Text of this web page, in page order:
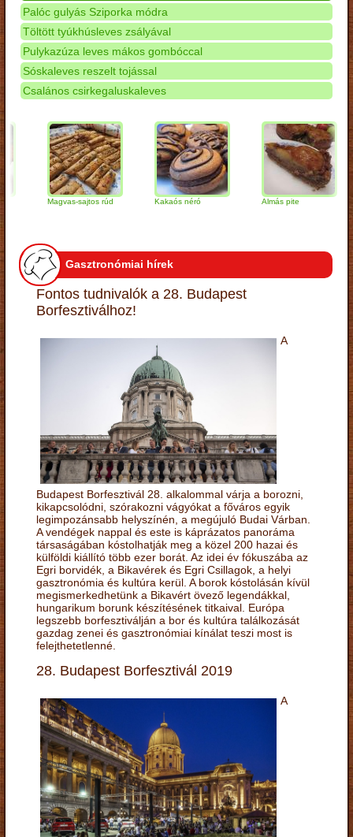
Palóc gulyás Sziporka módra
Töltött tyúkhúsleves zsályával
Pulykazúza leves mákos gombóccal
Sóskaleves reszelt tojással
Csalános csirkegaluskaleves
Magvas-sajtos rúd Kakaós néró Almás pite
Gasztronómiai hírek
Fontos tudnivalók a 28. Budapest
Borfesztiválhoz!
A
Budapest Borfesztivál 28. alkalommal várja a borozni,
kikapcsolódni, szórakozni vágyókat a főváros egyik
legimpozánsabb helyszínén, a megújuló Budai Várban.
A vendégek nappal és este is káprázatos panoráma
társaságában kóstolhatják meg a közel 200 hazai és
külföldi kiállító több ezer borát. Az idei év fókuszába az
Egri borvidék, a Bikavérek és Egri Csillagok, a helyi
gasztronómia és kultúra kerül. A borok kóstolásán kívül
megismerkedhetünk a Bikavért övező legendákkal,
hungarikum borunk készítésének titkaival. Európa
legszebb borfesztiválján a bor és kultúra találkozását
gazdag zenei és gasztronómiai kínálat teszi most is
felejthetetlenné.
28. Budapest Borfesztivál 2019
A